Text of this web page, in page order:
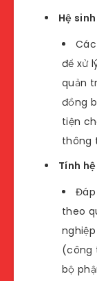
Hệ
để xử
quản
đồng
tiện
thông
Tính
theo
(công
bộ